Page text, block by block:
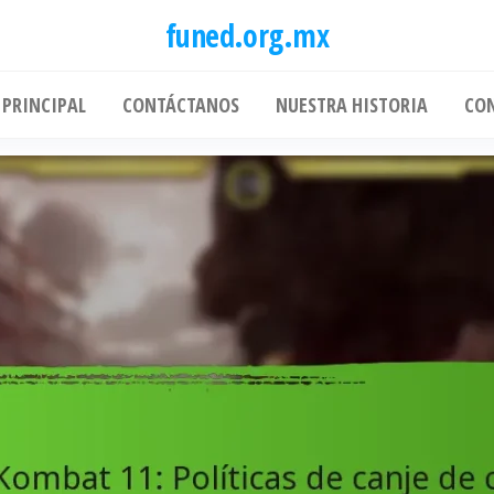
funed.org.mx
CONTÁCTANOS NUESTRA HISTORIA